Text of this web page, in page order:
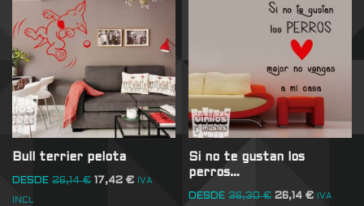
Bull terrier pelota
DESDE 26,14€ 17,42 € IVA
INCL
Si no te gustan los
perros…
DESDE 36,30€ 26,14€ IVA